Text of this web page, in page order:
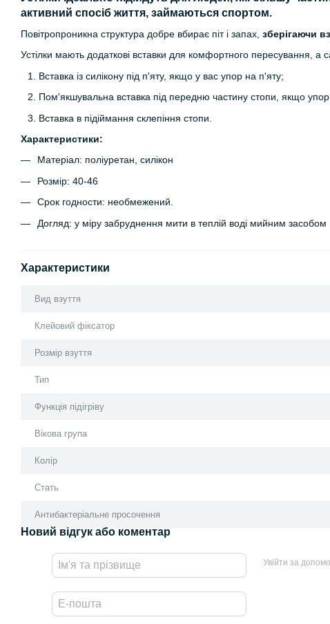
активний спосіб життя, займаються спортом.
Повітропроникна структура добре вбирає піт і запах, зберігаючи
Устілки мають додаткові вставки для комфортного пересування, а
Вставка із силікону під п'яту, якщо у вас упор на п'яту;
Пом'якшувальна вставка під передню частину стопи, якщо
Вставка в підіймання склепіння стопи.
Характеристики:
Матеріал: поліуретан, силікон
Розмір: 40-46
Срок годности: необмежений.
Догляд: у міру забруднення мити в теплій воді мийним засобом
Характеристики
Вид взуття
Клейовий фіксатор
Розмір взуття
Тип
Функція підігріву
Вікова група
Колір
Стать
Антибактеріальне просочення
Новий відгук або коментар
Увійти за